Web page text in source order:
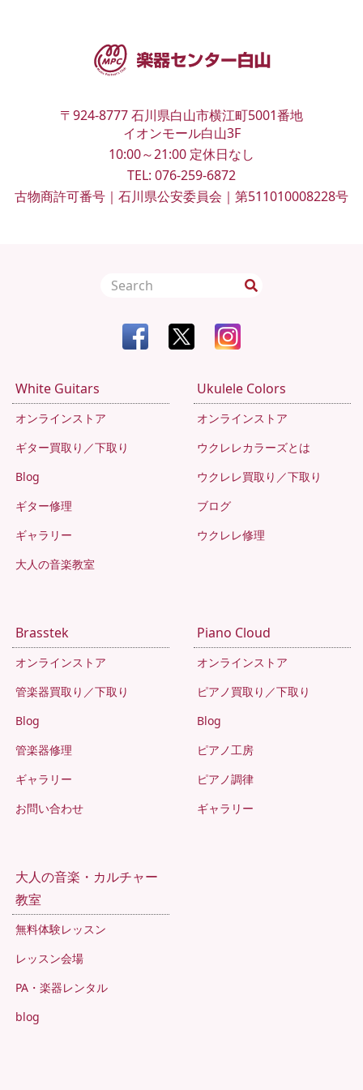
〒924-8777石川県白山市横江町5001番地
イオンモール白山3F
10:00～21:00 定休日なし
TEL: 076-259-6872
古物商許可番号｜石川県公安委員会｜第511010008228号
White Guitars
オンラインストア
ギター買取り／下取り
Blog
ギター修理
ギャラリー
大人の音楽教室
Ukulele Colors
オンラインストア
ウクレレカラーズとは
ウクレレ買取り／下取り
ブログ
ウクレレ修理
Brasstek
オンラインストア
管楽器買取り／下取り
Blog
管楽器修理
ギャラリー
お問い合わせ
Piano Cloud
オンラインストア
ピアノ買取り／下取り
Blog
ピアノ工房
ピアノ調律
ギャラリー
大人の音楽・カルチャー
教室
無料体験レッスン
レッスン会場
PA・楽器レンタル
blog